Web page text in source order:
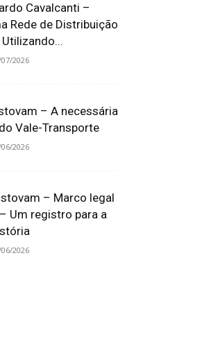
Cavalcanti –
Rede de Distribuição
2026
– A necessária
Vale-Transporte
2026
– Marco legal
Um registro para a
2026